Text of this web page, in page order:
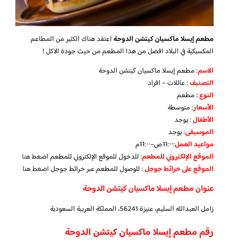
مطعم إيسلا ماكسيان كيتشن الدوحةاعتقد هناك الكثير من المطاعم
المكسيكية في البلاد افضل من هذا المطعم من حيث جودة الاكل !
الاسم: مطعم إيسلا ماكسيان كيتشن الدوحة
التصنيف: عائلات – افراد
النوع :مطعم
الأسعار:متوسطة
الأطفال:يوجد
الموسيقى:يوجد
مواعيد العمل:11:٠٠ص–11:٠٠م
الموقع الإلكتروني للمطعم: للدخول للموقع الإلكتروني للمطعماضغط هنا
الموقع على خرائط جوجل: للوصول للمطعم عبر خرائط جوجلاضغط هنا
عنوان مطعم إيسلا ماكسيان كيتشن الدوحة
زامل العبدالله السليم، عنيزة 56241، المملكة العربية السعودية
رقم مطعم إيسلا ماكسيان كيتشن الدوحة